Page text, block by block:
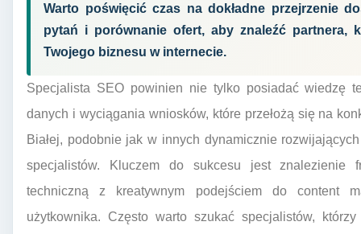
Warto poświęcić czas na dokładne przejrzenie
pytań i porównanie ofert, aby znaleźć partnera,
Twojego biznesu w internecie.
Specjalista SEO powinien nie tylko posiadać wiedzę
danych i wyciągania wniosków, które przełożą się na
Białej, podobnie jak w innych dynamicznie
specjalistów. Kluczem do sukcesu jest znalezienie
techniczną z kreatywnym podejściem do content
użytkownika. Często warto szukać specjalistów,